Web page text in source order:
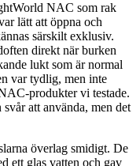
NAC som rak
lätt att öppna och
särskilt exklusiv.
direkt när burken
lukt som är normal
var tydlig, men inte
produkter vi testade.
att använda, men det
överlag smidigt. De
ett glas vatten och gav